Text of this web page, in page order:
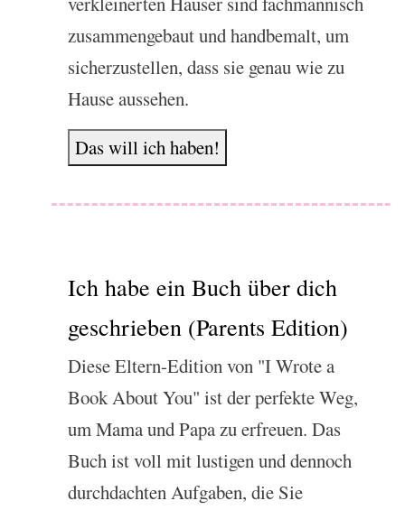
zusammengebaut und handbemalt, um
sicherzustellen, dass sie genau wie zu
Hause aussehen.
Das will ich haben!
Ich habe ein Buch über dich
geschrieben (Parents Edition)
Diese Eltern-Edition von "I Wrote a
Book About You" ist der perfekte Weg,
um Mama und Papa zu erfreuen. Das
Buch ist voll mit lustigen und dennoch
durchdachten Aufgaben, die Sie